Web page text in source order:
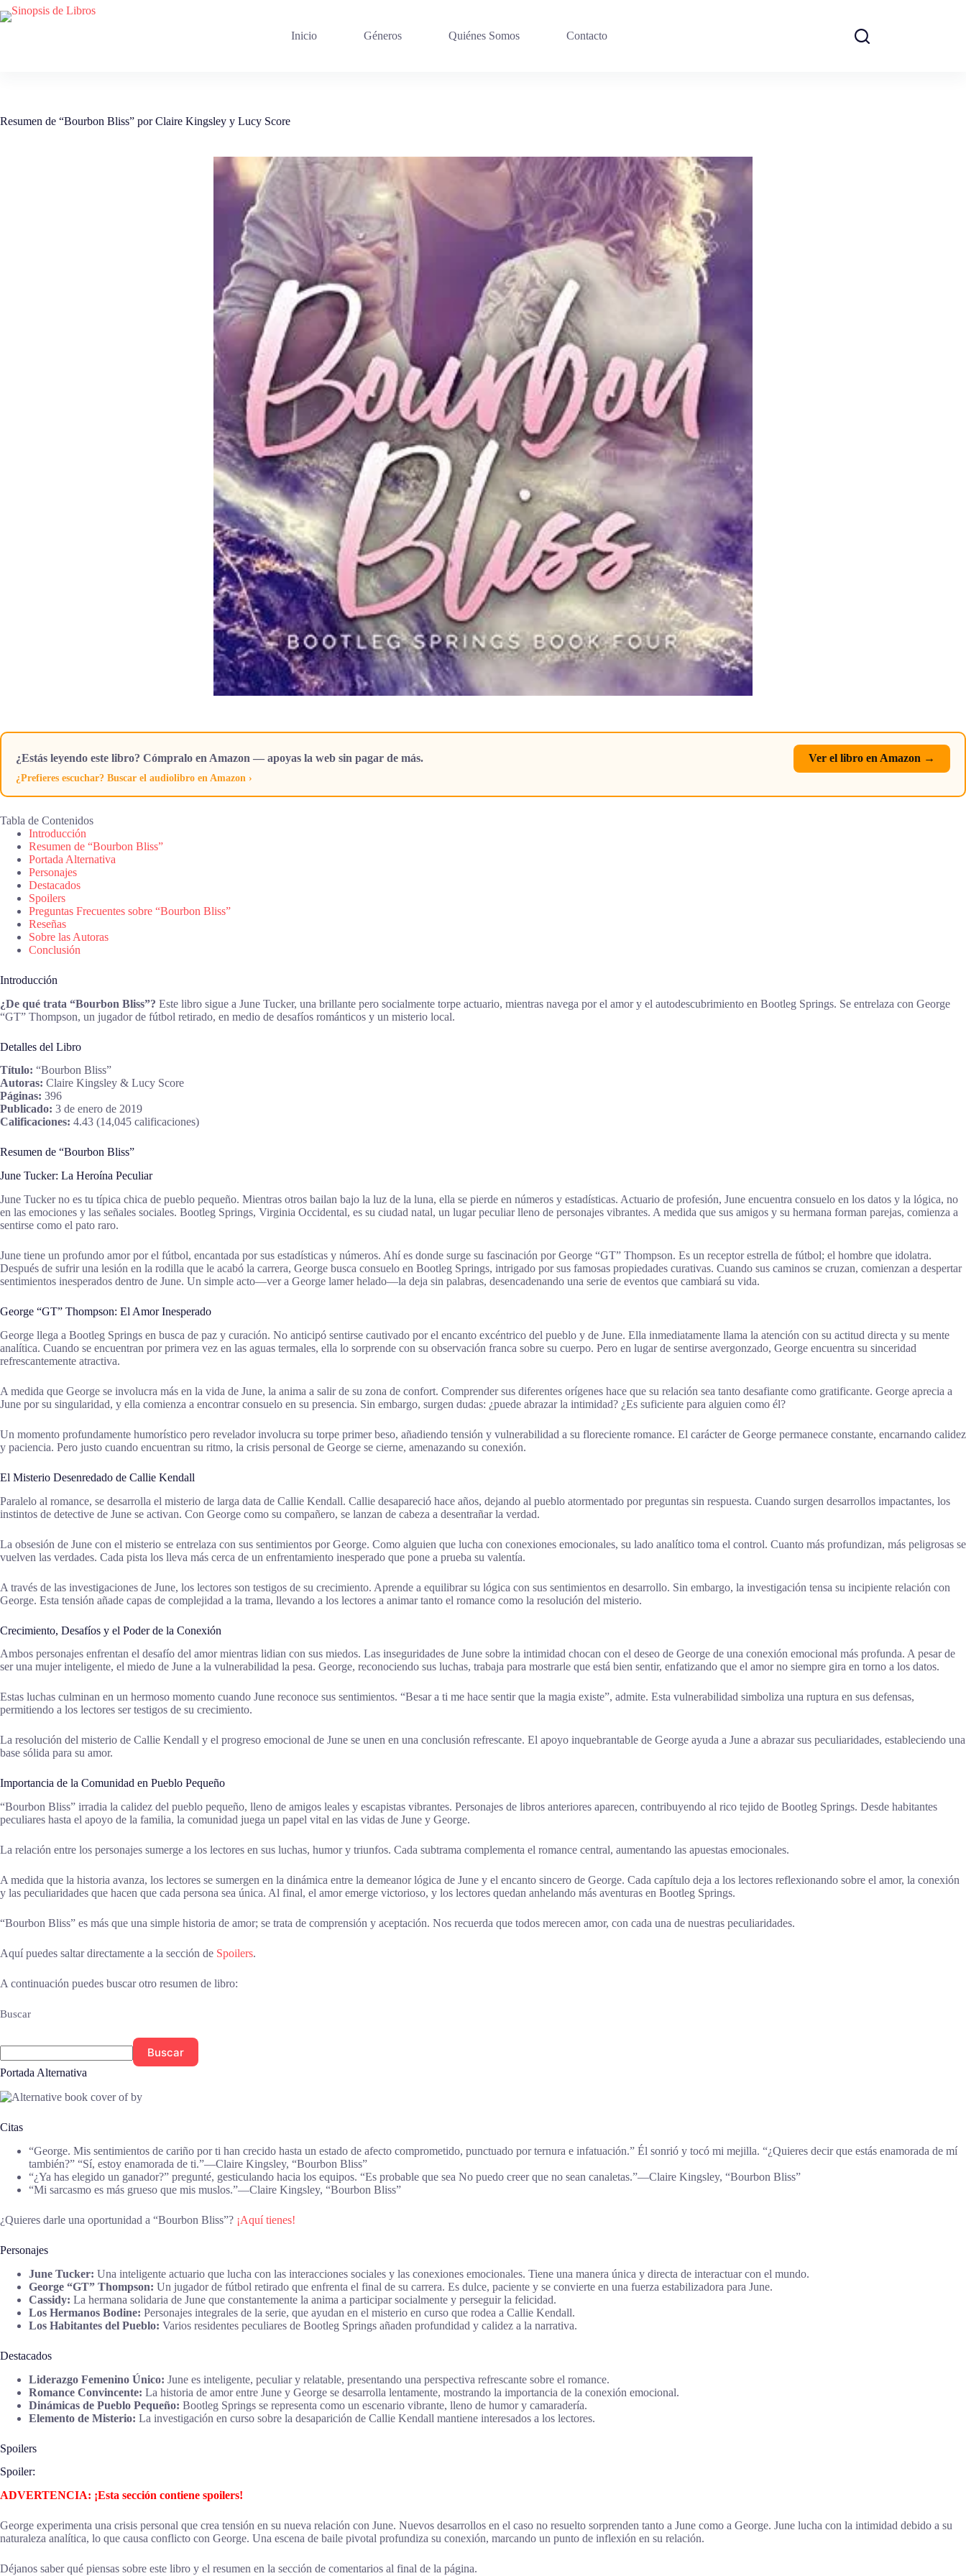
Saltar
al
Inicio Géneros Quiénes Somos Contacto
Resumen de “Bourbon Bliss” por Claire Kingsley y Lucy Score
¿Estás leyendo este libro? Cómpralo en Amazon — apoyas la web sin pagar de más. Ver el libro en Amazon →
¿Prefieres escuchar? Buscar el audiolibro en Amazon ›
Tabla de Contenidos
Introducción
Resumen de “Bourbon Bliss”
Portada Alternativa
Personajes
Destacados
Spoilers
Preguntas Frecuentes sobre “Bourbon Bliss”
Reseñas
Sobre las Autoras
Conclusión
Introducción
¿De qué trata “Bourbon Bliss”? Este libro sigue a June Tucker, una brillante pero socialmente torpe actuario, mientras navega por el amor y el autodescubrimiento en Bootleg Springs. Se entrelaza con George
“GT” Thompson, un jugador de fútbol retirado, en medio de desafíos románticos y un misterio local.
Detalles del Libro
Título: “Bourbon Bliss”
Autoras: Claire Kingsley & Lucy Score
Páginas: 396
Publicado: 3 de enero de 2019
Calificaciones: 4.43 (14,045 calificaciones)
Resumen de “Bourbon Bliss”
June Tucker: La Heroína Peculiar
June Tucker no es tu típica chica de pueblo pequeño. Mientras otros bailan bajo la luz de la luna, ella se pierde en números y estadísticas. Actuario de profesión, June encuentra consuelo en los datos y la lógica, no
en las emociones y las señales sociales. Bootleg Springs, Virginia Occidental, es su ciudad natal, un lugar peculiar lleno de personajes vibrantes. A medida que sus amigos y su hermana forman parejas, comienza a
sentirse como el pato raro.
June tiene un profundo amor por el fútbol, encantada por sus estadísticas y números. Ahí es donde surge su fascinación por George “GT” Thompson. Es un receptor estrella de fútbol; el hombre que idolatra.
Después de sufrir una lesión en la rodilla que le acabó la carrera, George busca consuelo en Bootleg Springs, intrigado por sus famosas propiedades curativas. Cuando sus caminos se cruzan, comienzan a despertar
sentimientos inesperados dentro de June. Un simple acto—ver a George lamer helado—la deja sin palabras, desencadenando una serie de eventos que cambiará su vida.
George “GT” Thompson: El Amor Inesperado
George llega a Bootleg Springs en busca de paz y curación. No anticipó sentirse cautivado por el encanto excéntrico del pueblo y de June. Ella inmediatamente llama la atención con su actitud directa y su mente
analítica. Cuando se encuentran por primera vez en las aguas termales, ella lo sorprende con su observación franca sobre su cuerpo. Pero en lugar de sentirse avergonzado, George encuentra su sinceridad
refrescantemente atractiva.
A medida que George se involucra más en la vida de June, la anima a salir de su zona de confort. Comprender sus diferentes orígenes hace que su relación sea tanto desafiante como gratificante. George aprecia a
June por su singularidad, y ella comienza a encontrar consuelo en su presencia. Sin embargo, surgen dudas: ¿puede abrazar la intimidad? ¿Es suficiente para alguien como él?
Un momento profundamente humorístico pero revelador involucra su torpe primer beso, añadiendo tensión y vulnerabilidad a su floreciente romance. El carácter de George permanece constante, encarnando calidez
y paciencia. Pero justo cuando encuentran su ritmo, la crisis personal de George se cierne, amenazando su conexión.
El Misterio Desenredado de Callie Kendall
Paralelo al romance, se desarrolla el misterio de larga data de Callie Kendall. Callie desapareció hace años, dejando al pueblo atormentado por preguntas sin respuesta. Cuando surgen desarrollos impactantes, los
instintos de detective de June se activan. Con George como su compañero, se lanzan de cabeza a desentrañar la verdad.
La obsesión de June con el misterio se entrelaza con sus sentimientos por George. Como alguien que lucha con conexiones emocionales, su lado analítico toma el control. Cuanto más profundizan, más peligrosas se
vuelven las verdades. Cada pista los lleva más cerca de un enfrentamiento inesperado que pone a prueba su valentía.
A través de las investigaciones de June, los lectores son testigos de su crecimiento. Aprende a equilibrar su lógica con sus sentimientos en desarrollo. Sin embargo, la investigación tensa su incipiente relación con
George. Esta tensión añade capas de complejidad a la trama, llevando a los lectores a animar tanto el romance como la resolución del misterio.
Crecimiento, Desafíos y el Poder de la Conexión
Ambos personajes enfrentan el desafío del amor mientras lidian con sus miedos. Las inseguridades de June sobre la intimidad chocan con el deseo de George de una conexión emocional más profunda. A pesar de
ser una mujer inteligente, el miedo de June a la vulnerabilidad la pesa. George, reconociendo sus luchas, trabaja para mostrarle que está bien sentir, enfatizando que el amor no siempre gira en torno a los datos.
Estas luchas culminan en un hermoso momento cuando June reconoce sus sentimientos. “Besar a ti me hace sentir que la magia existe”, admite. Esta vulnerabilidad simboliza una ruptura en sus defensas,
permitiendo a los lectores ser testigos de su crecimiento.
La resolución del misterio de Callie Kendall y el progreso emocional de June se unen en una conclusión refrescante. El apoyo inquebrantable de George ayuda a June a abrazar sus peculiaridades, estableciendo una
base sólida para su amor.
Importancia de la Comunidad en Pueblo Pequeño
“Bourbon Bliss” irradia la calidez del pueblo pequeño, lleno de amigos leales y escapistas vibrantes. Personajes de libros anteriores aparecen, contribuyendo al rico tejido de Bootleg Springs. Desde habitantes
peculiares hasta el apoyo de la familia, la comunidad juega un papel vital en las vidas de June y George.
La relación entre los personajes sumerge a los lectores en sus luchas, humor y triunfos. Cada subtrama complementa el romance central, aumentando las apuestas emocionales.
A medida que la historia avanza, los lectores se sumergen en la dinámica entre la demeanor lógica de June y el encanto sincero de George. Cada capítulo deja a los lectores reflexionando sobre el amor, la conexión
y las peculiaridades que hacen que cada persona sea única. Al final, el amor emerge victorioso, y los lectores quedan anhelando más aventuras en Bootleg Springs.
“Bourbon Bliss” es más que una simple historia de amor; se trata de comprensión y aceptación. Nos recuerda que todos merecen amor, con cada una de nuestras peculiaridades.
Aquí puedes saltar directamente a la sección de Spoilers.
A continuación puedes buscar otro resumen de libro:
Buscar
Buscar
Portada Alternativa
Citas
“George. Mis sentimientos de cariño por ti han crecido hasta un estado de afecto comprometido, punctuado por ternura e infatuación.” Él sonrió y tocó mi mejilla. “¿Quieres decir que estás enamorada de mí
también?” “Sí, estoy enamorada de ti.”―Claire Kingsley, “Bourbon Bliss”
“¿Ya has elegido un ganador?” pregunté, gesticulando hacia los equipos. “Es probable que sea No puedo creer que no sean canaletas.”―Claire Kingsley, “Bourbon Bliss”
“Mi sarcasmo es más grueso que mis muslos.”―Claire Kingsley, “Bourbon Bliss”
¿Quieres darle una oportunidad a “Bourbon Bliss”? ¡Aquí tienes!
Personajes
June Tucker: Una inteligente actuario que lucha con las interacciones sociales y las conexiones emocionales. Tiene una manera única y directa de interactuar con el mundo.
George “GT” Thompson: Un jugador de fútbol retirado que enfrenta el final de su carrera. Es dulce, paciente y se convierte en una fuerza estabilizadora para June.
Cassidy: La hermana solidaria de June que constantemente la anima a participar socialmente y perseguir la felicidad.
Los Hermanos Bodine: Personajes integrales de la serie, que ayudan en el misterio en curso que rodea a Callie Kendall.
Los Habitantes del Pueblo: Varios residentes peculiares de Bootleg Springs añaden profundidad y calidez a la narrativa.
Destacados
Liderazgo Femenino Único: June es inteligente, peculiar y relatable, presentando una perspectiva refrescante sobre el romance.
Romance Convincente: La historia de amor entre June y George se desarrolla lentamente, mostrando la importancia de la conexión emocional.
Dinámicas de Pueblo Pequeño: Bootleg Springs se representa como un escenario vibrante, lleno de humor y camaradería.
Elemento de Misterio: La investigación en curso sobre la desaparición de Callie Kendall mantiene interesados a los lectores.
Spoilers
Spoiler:
ADVERTENCIA: ¡Esta sección contiene spoilers!
George experimenta una crisis personal que crea tensión en su nueva relación con June. Nuevos desarrollos en el caso no resuelto sorprenden tanto a June como a George. June lucha con la intimidad debido a su
naturaleza analítica, lo que causa conflicto con George. Una escena de baile pivotal profundiza su conexión, marcando un punto de inflexión en su relación.
Déjanos saber qué piensas sobre este libro y el resumen en la sección de comentarios al final de la página.